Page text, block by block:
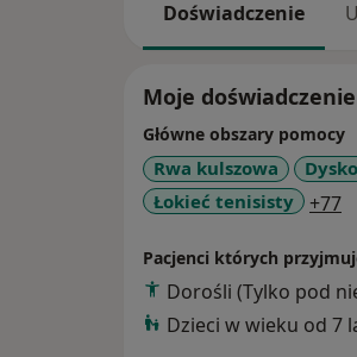
Doświadczenie
Moje doświadczenie
Główne obszary pomocy
Rwa kulszowa
Łokieć tenisisty
+77
Pacjenci których
Dorośli (Tylko pod
Dzieci w wieku od 7